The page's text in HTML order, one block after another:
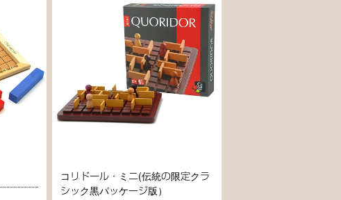
コリドール・ミニ(伝統の限定クラ
シック黒パッケージ版）